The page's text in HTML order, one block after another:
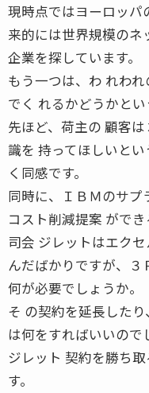
現時点ではヨーロッパ
来的には世界規模のネ
企業を探しています。
もう一つは、わ れわ
でく れるかどうかとい
先ほど、荷主の 顧客
識を 持ってほしいと
く同感です。
同時に、ＩＢＭのサプ
コスト削減提案 がで
司会 ジレットはエク
んだばかりですが、
何が必要でしょうか。
そ の契約を延長した
は何をすればいいので
ジレット 契約を勝ち
す。